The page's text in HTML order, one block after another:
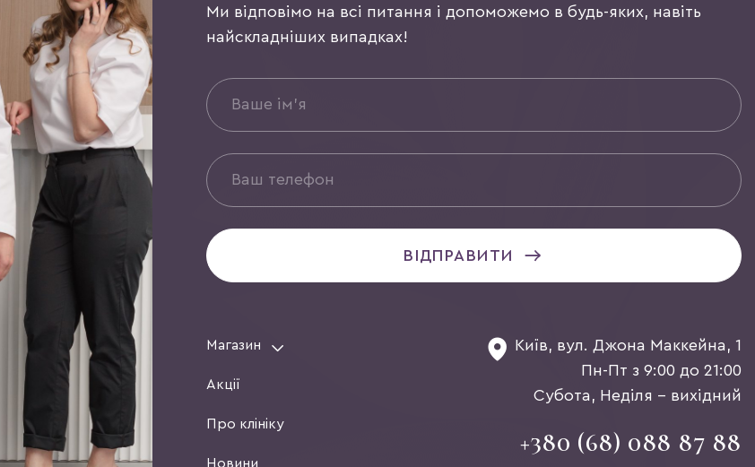
Ми відповімо на всі питання і допоможемо в будь-яких, навіть
найскладніших випадках!
ВІДПРАВИТИ
Магазин
Акції
Про клініку
Новини
Київ, вул. Джона Маккейна, 1
Пн-Пт з 9:00 до 21:00
Субота, Неділя - вихідний
+380 (68) 088 87 88